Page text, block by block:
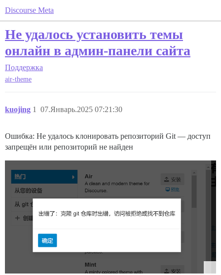
Discourse Meta
Не удалось установить темы
онлайн в админ-панели сайта
Поддержка
air-theme
kuojing 07.Январь.2025 07:21:30
1
Ошибка: Не удалось клонировать репозиторий Git — доступ
запрещён или репозиторий не найден